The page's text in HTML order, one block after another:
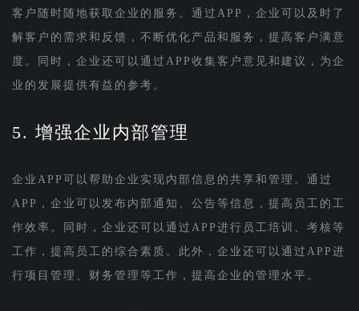
客户随时随地获取企业的服务。通过APP，企业可以及时了
解客户的需求和反馈，不断优化产品和服务，提高客户满意
度。同时，企业还可以通过APP收集客户意见和建议，为企
业的发展提供有益的参考。
5. 增强企业内部管理
企业APP可以帮助企业实现内部信息的共享和管理。通过
APP，企业可以发布内部通知、公告等信息，提高员工的工
作效率。同时，企业还可以通过APP进行员工培训、考核等
工作，提高员工的综合素质。此外，企业还可以通过APP进
行项目管理、财务管理等工作，提高企业的管理水平。